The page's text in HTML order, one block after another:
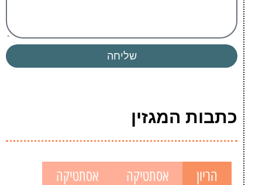
שליחה
כתבות המגזין
הריון אסתטיקה
אסתטיקה